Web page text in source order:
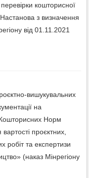
кошторисної
з визначення
від 01.11.2021
вишукувальних
на
Кошторисних Норм
проєктних,
робіт та експертизи
(наказ Мінрегіону